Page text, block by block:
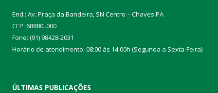
End.: Av. Praça da Bandeira, SN Centro – Chaves PA
CEP: 68880 .000
Fone: (91) 98428-2031
Horário de atendimento: 08:00 às 14:00h (Segunda a Sexta-Feira)
ÚLTIMAS PUBLICAÇÕES